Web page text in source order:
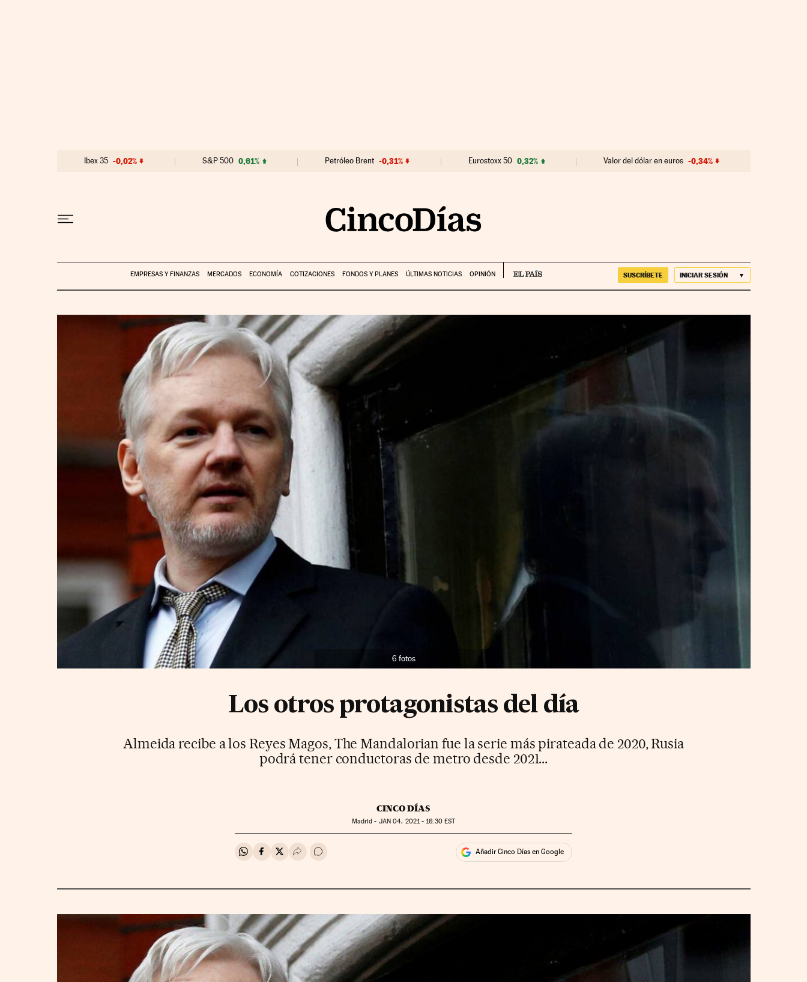
Ibex 35 -0,02% S&P 500 0,61% Petróleo Brent -0,31% Eurostoxx 50 0,32% Valor del dólar en euros -0,34%
EMPRESAS Y FINANZAS MERCADOS ECONOMÍA COTIZACIONES FONDOS Y PLANES ÚLTIMAS NOTICIAS OPINIÓN SUSCRÍBETE INICIAR SESIÓN
6 fotos
Los otros protagonistas del día
Almeida recibe a los Reyes Magos, The Mandalorian fue la serie más pirateada de 2020, Rusia
podrá tener conductoras de metro desde 2021...
CINCO DÍAS
Madrid - JAN 04, 2021 - 16:30EST
Compartir en Whatsapp
Compartir en Facebook
Compartir en Twitter
Desplegar Redes Sociales
Ir a los comentarios Añadir Cinco Días en Google